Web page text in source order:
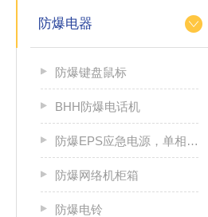
防爆电器
防爆键盘鼠标
BHH防爆电话机
防爆EPS应急电源，单相/三相电源箱
防爆网络机柜箱
防爆电铃